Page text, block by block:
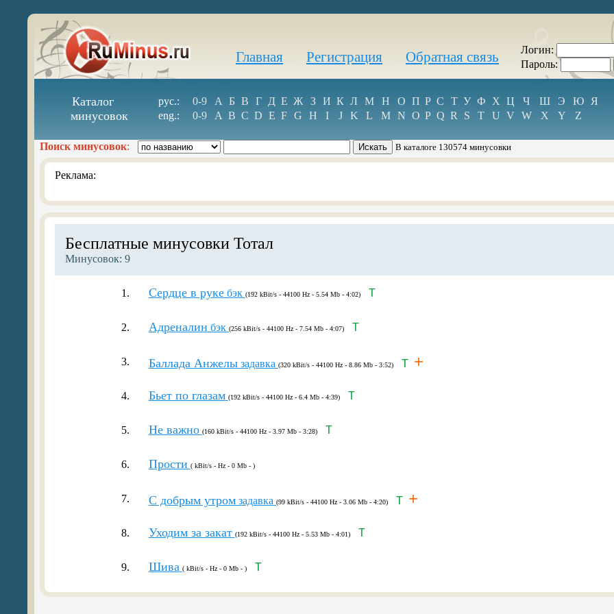
Главная Регистрация Обратная связь
Логин:
Пароль:
Каталог
минусовок
рус.: 0-9 А Б В Г Д Е Ж З И К Л М Н О П Р С Т У Ф Х Ц Ч Ш Э Ю Я
eng.:
0-9 A B C D E F G H I J K L M N O P Q R S T U V W X Y Z
Поиск минусовок: В каталоге 130574 минусовки
Реклама:
Бесплатные минусовки Тотал
Минусовок: 9
1. Cердце в рукебэк (192 kBit/s - 44100 Hz - 5.54 Mb - 4:02) T
2. Адреналин бэк (256 kBit/s - 44100 Hz - 7.54 Mb - 4:07) T
3. Баллада Анжелызадавка (320 kBit/s - 44100 Hz - 8.86 Mb - 3:52) T +
4. Бьет по глазам (192 kBit/s - 44100 Hz - 6.4 Mb - 4:39) T
5. Не важно (160 kBit/s - 44100 Hz - 3.97 Mb - 3:28) T
6. Прости ( kBit/s - Hz - 0 Mb - )
7. С добрым утромзадавка (99 kBit/s - 44100 Hz - 3.06 Mb - 4:20) T +
8. Уходим за закат (192 kBit/s - 44100 Hz - 5.53 Mb - 4:01) T
9. Шива ( kBit/s - Hz - 0 Mb - ) T